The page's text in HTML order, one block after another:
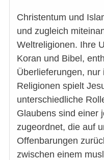
Christentum und
und zugleich
Weltreligionen. Ihre
Koran und Bibel,
Überlieferungen, nur
Religionen spielt
unterschiedliche
Glaubens sind einer
zugeordnet, die auf
Offenbarungen
zwischen einem